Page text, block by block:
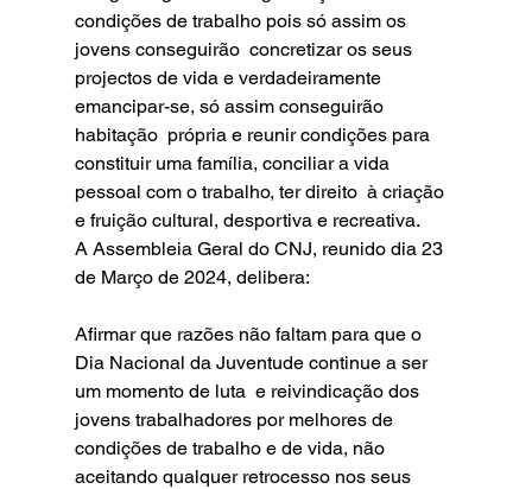
condições de trabalho pois só assim os
jovens conseguirão  concretizar os seus
projectos de vida e verdadeiramente
emancipar-se, só assim conseguirão
habitação  própria e reunir condições para
constituir uma família, conciliar a vida
pessoal com o trabalho, ter direito  à criação
e fruição cultural, desportiva e recreativa.
A Assembleia Geral do CNJ, reunido dia 23
de Março de 2024, delibera:
Afirmar que razões não faltam para que o
Dia Nacional da Juventude continue a ser
um momento de luta  e reivindicação dos
jovens trabalhadores por melhores de
condições de trabalho e de vida, não
aceitando qualquer retrocesso nos seus